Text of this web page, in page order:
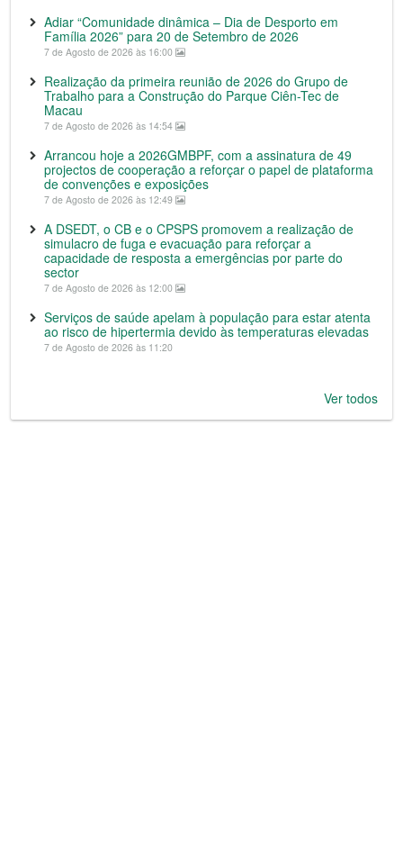
Adiar “Comunidade dinâmica – Dia de Desporto em
Família 2026” para 20 de Setembro de 2026
7 de Agosto de 2026 às 16:00
Realização da primeira reunião de 2026 do Grupo de
Trabalho para a Construção do Parque Ciên-Tec de
Macau
7 de Agosto de 2026 às 14:54
Arrancou hoje a 2026GMBPF, com a assinatura de 49
projectos de cooperação a reforçar o papel de plataforma
de convenções e exposições
7 de Agosto de 2026 às 12:49
A DSEDT, o CB e o CPSPS promovem a realização de
simulacro de fuga e evacuação para reforçar a
capacidade de resposta a emergências por parte do
sector
7 de Agosto de 2026 às 12:00
Serviços de saúde apelam à população para estar atenta
ao risco de hipertermia devido às temperaturas elevadas
7 de Agosto de 2026 às 11:20
Ver todos